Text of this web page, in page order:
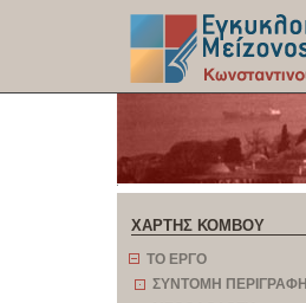
ΧΑΡΤΗΣ ΚΟΜΒΟΥ
ΤΟ ΕΡΓΟ
ΣΥΝΤΟΜΗ ΠΕΡΙΓΡΑΦΗ